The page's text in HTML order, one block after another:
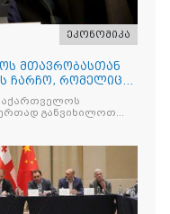
ეკონომიკა
მთავრობასთან
ჩარჩო, რომელიც
განვიხილოთ